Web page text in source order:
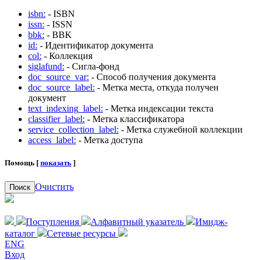
isbn: - ISBN
issn: - ISSN
bbk: - BBK
id: - Идентификатор документа
col: - Коллекция
siglafund: - Сигла-фонд
doc_source_var: - Способ получения документа
doc_source_label: - Метка места, откуда получен
документ
text_indexing_label: - Метка индексации текста
classifier_label: - Метка классификатора
service_collection_label: - Метка служебной коллекции
access_label: - Метка доступа
Помощь [ показать ]
Поиск Очистить
Поступления Алфавитный указатель
Имидж-
каталог
Сетевые ресурсы
ENG
Вход